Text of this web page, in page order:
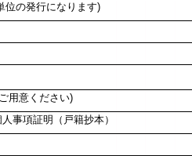
位の発行になります)
用意ください)
事項証明（戸籍抄本）